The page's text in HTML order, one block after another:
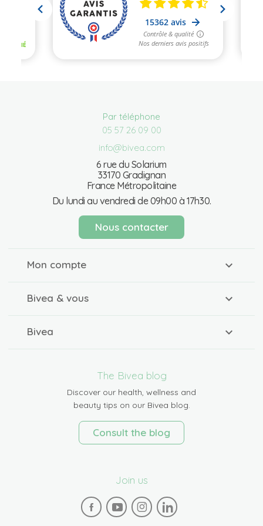
Par téléphone
05 57 26 09 00
info@bivea.com
6 rue du Solarium
33170 Gradignan
France Métropolitaine
Du lundi au vendredi de 09h00 à 17h30.
Nous contacter
Mon compte
Bivea & vous
Bivea
The Bivea blog
Discover our health, wellness and
beauty tips on our Bivea blog.
Consult the blog
Join us